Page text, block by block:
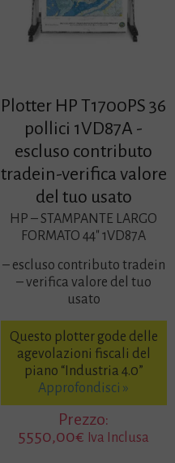
Plotter HP T1700PS 36
pollici 1VD87A -
escluso contributo
tradein-verifica valore
del tuo usato
HP – STAMPANTE LARGO
FORMATO 44″ 1VD87A
– escluso contributo tradein
– verifica valore del tuo
usato
Questo plotter gode delle
agevolazioni fiscali del
piano “Industria 4.0”
Approfondisci »
Prezzo:
5550,00€ Iva Inclusa